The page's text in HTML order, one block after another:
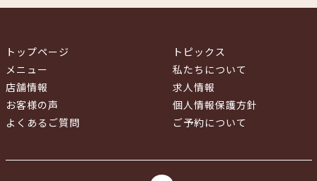
トップページ
メニュー
店舗情報
お客様の声
よくあるご質問
トピックス
私たちについて
求人情報
個人情報保護方針
ご予約について